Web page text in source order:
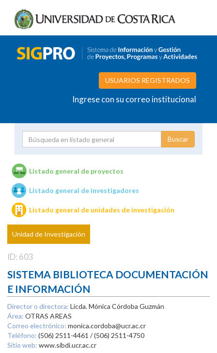
USUARIOS REGISTRADOS
Ingrese con su correo institucional
Unidades de investigación
Listado general de proyectos
Listado general de investigadores
Listado general de unidades de investigación
Unidad de Investigación
ID: 603
SISTEMA BIBLIOTECA DOCUMENTACIÓN
E INFORMACIÓN
Director o directora: Licda. Mónica Córdoba Guzmán
Área: OTRAS AREAS
Correo electrónico: monica.cordoba@ucr.ac.cr
Teléfono: (506) 2511-4461 / (506) 2511-4750
Sitio web: www.sibdi.ucr.ac.cr